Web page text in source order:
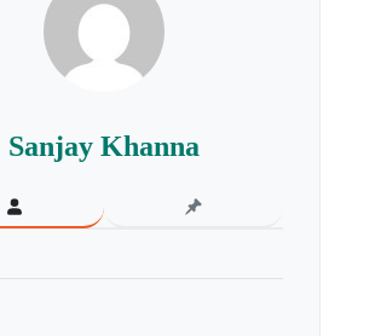
Sanjay Khanna